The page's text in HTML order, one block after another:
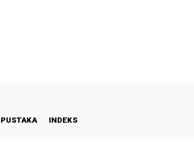
PUSTAKA INDEKS